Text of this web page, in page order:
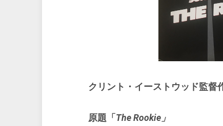
クリント・イーストウッド監督
原題「 The Rookie」